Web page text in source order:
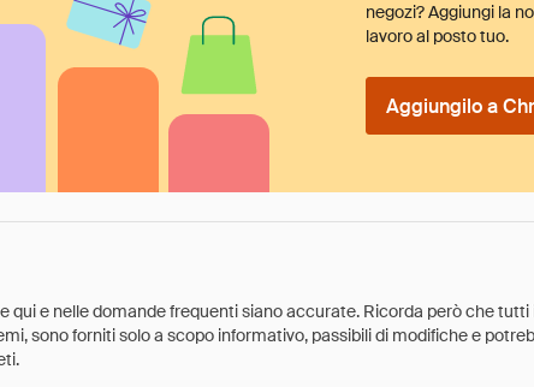
negozi? Aggiungi la
lavoro al posto tuo.
Aggiungilo a
e nelle domande frequenti siano accurate. Ricorda però che
sono forniti solo a scopo informativo, passibili di modifiche e